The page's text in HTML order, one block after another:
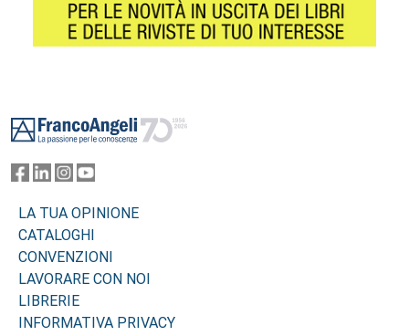
LA TUA OPINIONE
CATALOGHI
CONVENZIONI
LAVORARE CON NOI
LIBRERIE
INFORMATIVA PRIVACY